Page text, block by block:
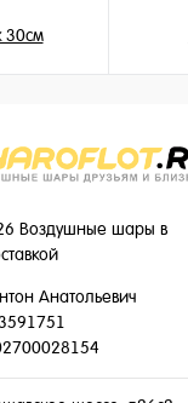
30см
Воздушные шары в
Анатольевич